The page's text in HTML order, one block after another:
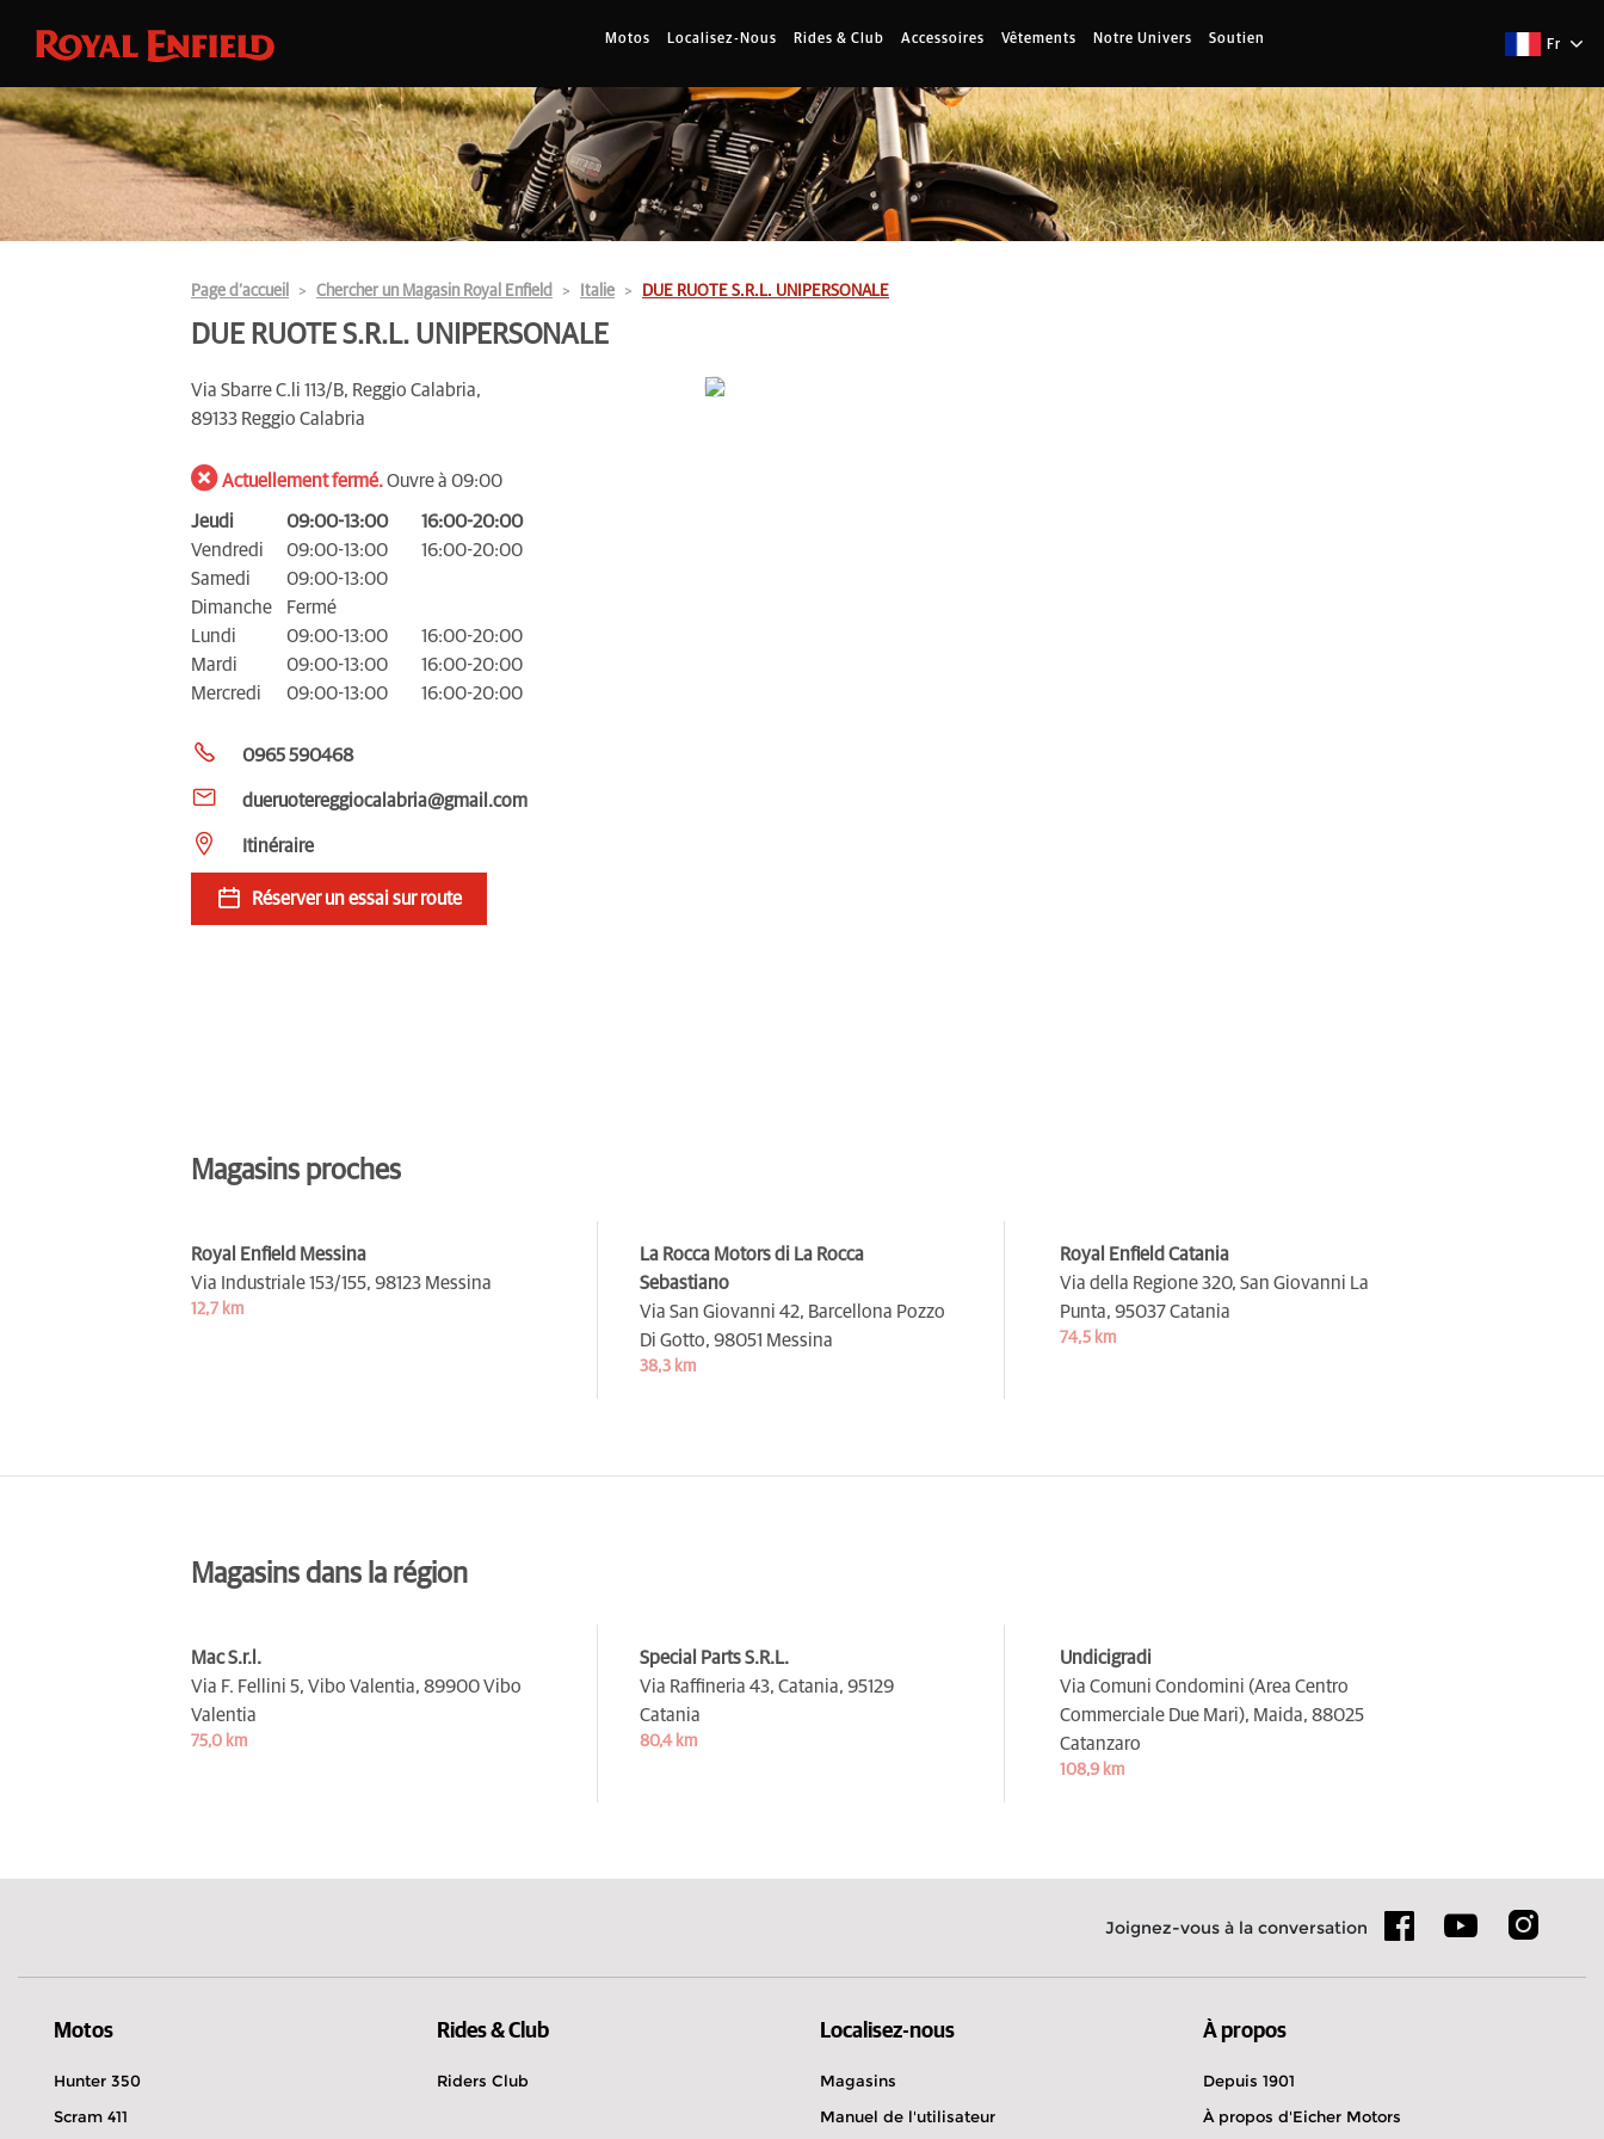
Motos Localisez-Nous Rides & Club Accessoires Vêtements Notre Univers Soutien Fr
Page d’accueil Chercher un Magasin Royal Enfield Italie DUE RUOTE S.R.L. UNIPERSONALE
DUE RUOTE S.R.L. UNIPERSONALE
Via Sbarre C.li 113/B, Reggio Calabria,
89133 Reggio Calabria
Actuellement fermé.Ouvre à 09:00
Jeudi 09:00-13:00
16:00-20:00
Vendredi
09:00-13:00
16:00-20:00
Samedi
09:00-13:00
Dimanche
Fermé
Lundi
09:00-13:00
16:00-20:00
Mardi
09:00-13:00
16:00-20:00
Mercredi
09:00-13:00 16:00-20:00
0965 590468
dueruotereggiocalabria@gmail.com
Itinéraire
Réserver un essai sur route
Magasins proches
Royal Enfield Messina
Via Industriale 153/155, 98123 Messina
12,7 km
La Rocca Motors di La Rocca
Sebastiano
Via San Giovanni 42, Barcellona Pozzo
Di Gotto, 98051 Messina
38,3 km
Royal Enfield Catania
Via della Regione 320, San Giovanni La
Punta, 95037 Catania
74,5 km
Magasins dans la région
Mac S.r.l.
Via F. Fellini 5, Vibo Valentia, 89900 Vibo
Valentia
75,0 km
Special Parts S.R.L.
Via Raffineria 43, Catania, 95129
Catania
80,4 km
Undicigradi
Via Comuni Condomini (Area Centro
Commerciale Due Mari), Maida, 88025
Catanzaro
108,9 km
Joignez-vous à la conversation
Motos
Hunter 350
Scram 411
Rides & Club
Riders Club
Localisez-nous
Magasins
Manuel de l'utilisateur
À propos
Depuis 1901
À propos d'Eicher Motors